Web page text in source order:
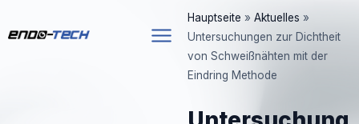
Inhalt
Hauptseite » Aktuelles »
Untersuchungen zur Dichtheit
von Schweißnähten mit der
Eindring Methode